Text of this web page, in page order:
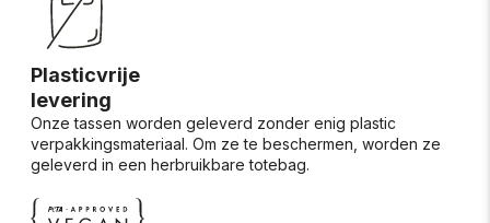
Plasticvrije
levering
Onze tassen worden geleverd zonder enig plastic
verpakkingsmateriaal. Om ze te beschermen, worden ze
geleverd in een herbruikbare totebag.